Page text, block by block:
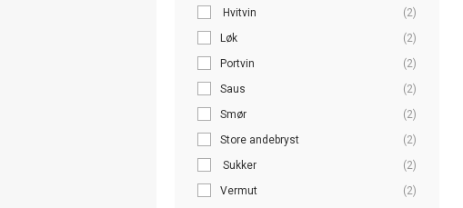
Hvitvin
(2)
Løk
(2)
Portvin
(2)
Saus
(2)
Smør
(2)
Store andebryst
(2)
Sukker
(2)
Vermut
(2)